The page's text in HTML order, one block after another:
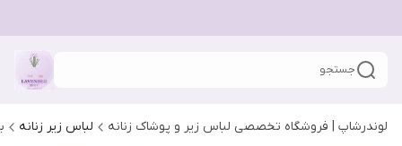
جستجو
لوندرشاپ | فروشگاه تخصصی لباس زیر و پوشاک زنانه لباس زیر زنانه